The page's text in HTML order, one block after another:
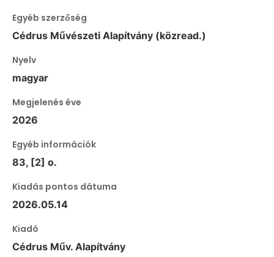
Egyéb szerzőség
Cédrus Művészeti Alapítvány (közread.)
Nyelv
magyar
Megjelenés éve
2026
Egyéb információk
83, [2] o.
Kiadás pontos dátuma
2026.05.14
Kiadó
Cédrus Műv. Alapítvány